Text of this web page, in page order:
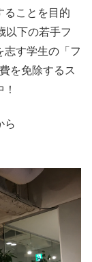
ることを目的
以下の若手フ
志す学生の「フ
を免除するス
ら